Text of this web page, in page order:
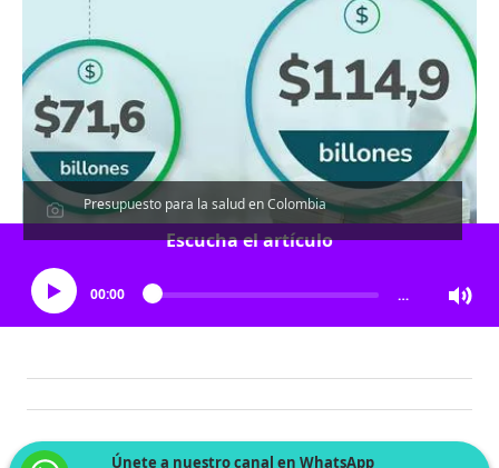
Presupuesto para la salud en Colombia
Escucha el artículo
00:00 …
Únete a nuestro canal en WhatsApp